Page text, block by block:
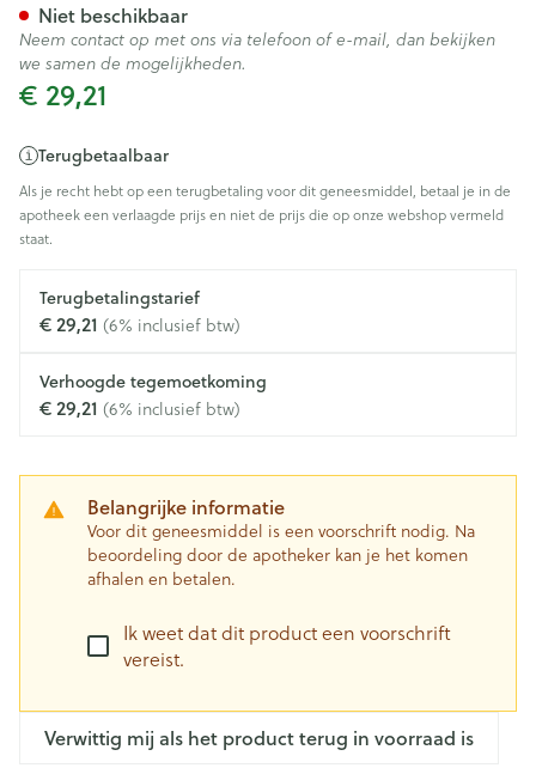
€ 29,21
Terugbetaalbaar
Als je recht hebt op een terugbetaling voor dit geneesmiddel, betaal je in de
apotheek een verlaagde prijs en niet de prijs die op onze webshop vermeld
staat.
Terugbetalingstarief
€ 29,21 (6% inclusief btw)
Verhoogde tegemoetkoming
€ 29,21 (6% inclusief btw)
Belangrijke informatie
Voor dit geneesmiddel is een voorschrift nodig. Na
beoordeling door de apotheker kan je het komen
afhalen en betalen.
Ik weet dat dit product een voorschrift
vereist.
Verwittig mij als het product terug in voorraad is
Niet beschikbaar
Neem contact op met ons via telefoon of e-mail, dan bekijken
we samen de mogelijkheden.